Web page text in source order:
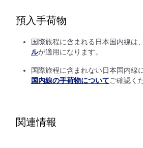
復路出発日および時間帯
日付を選択
預入手荷物
国際旅程に含まれる日本国内線は、
ルが適用になります。
国際旅程に含まれない日本国内線
国内線の手荷物についてご確認く
関連情報